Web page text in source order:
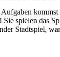
spielen das
Stadtspiel,